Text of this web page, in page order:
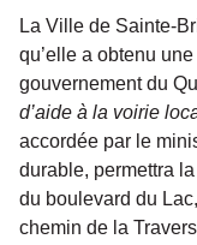
La Ville de Sainte-
qu’elle a obtenu
gouvernement du
d’aide à la voirie
accordée par le
durable, permettra
du boulevard du
chemin de la